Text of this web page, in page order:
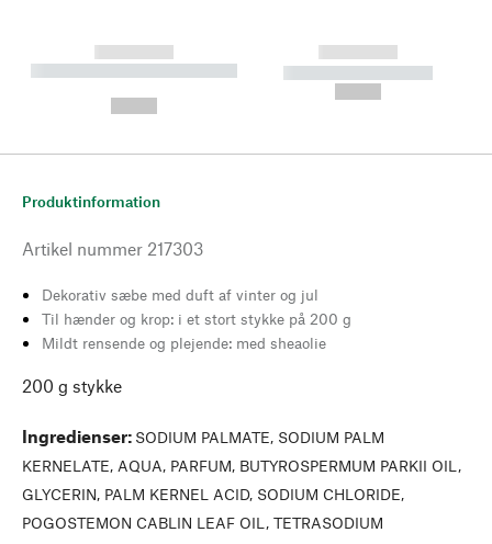
------------
----------- ----------- --------
------------
----------- -----------
Produktinformation
Artikel nummer 217303
Dekorativ sæbe med duft af vinter og jul
Til hænder og krop: i et stort stykke på 200 g
Mildt rensende og plejende: med sheaolie
200 g stykke
Ingredienser: SODIUM PALMATE, SODIUM PALM
KERNELATE, AQUA, PARFUM, BUTYROSPERMUM PARKII OIL,
GLYCERIN, PALM KERNEL ACID, SODIUM CHLORIDE,
POGOSTEMON CABLIN LEAF OIL, TETRASODIUM